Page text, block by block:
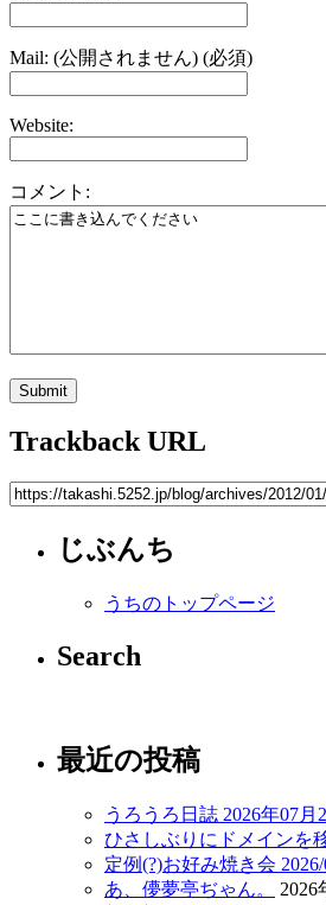
Mail: (公開されません) (必須)
Website:
コメント:
Trackback URL
じぶんち
うちのトップページ
Search
最近の投稿
うろうろ日誌 2026年07月
ひさしぶりにドメインを
定例(?)お好み焼き会 2026/
あ、儚夢亭ぢゃん。
2026